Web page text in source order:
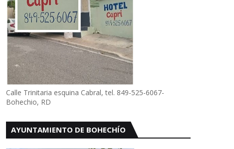
Calle Trinitaria esquina Cabral, tel. 849-525-6067-
Bohechio, RD
AYUNTAMIENTO DE BOHECHÍO